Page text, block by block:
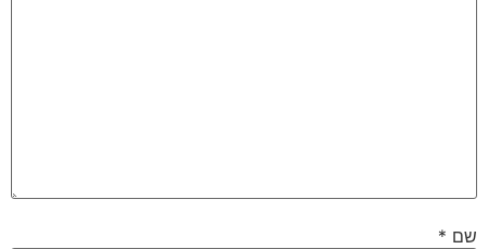
שם *